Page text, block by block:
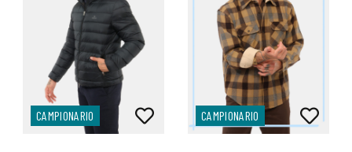
CAMPIONARIO CAMPIONARIO